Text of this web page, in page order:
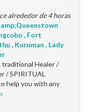
alrededor de 4 horas
, Fort
, Kuruman , Lady
traditional Healer /
/ SPIRITUAL
help you with any